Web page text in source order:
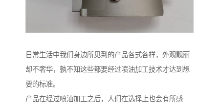
日常生活中我们身边所见到的产品各式各样，外观靓丽
却不奢华，孰不知这些都要经过喷油加工技术才达到想
要的标准。
产品在经过喷油加工之后，人们在选择上也会有所感